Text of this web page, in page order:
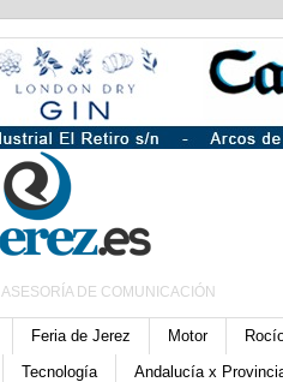
ASESORÍA DE COMUNICACIÓN
Feria de Jerez Motor
Tecnología Andalucía x